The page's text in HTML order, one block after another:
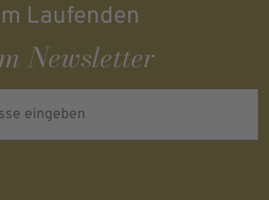
Laufenden
Newsletter